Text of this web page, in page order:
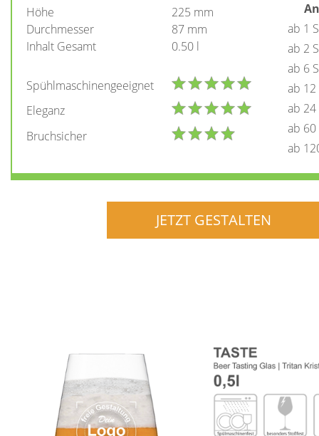
Höhe
225 mm
Durchmesser
87 mm
Inhalt Gesamt
0.50 l
Spühlmaschinengeeignet
Eleganz
Bruchsicher
ab 1
ab 2
ab 6
ab 12
ab 24
ab 60
ab
JETZT GESTALTEN